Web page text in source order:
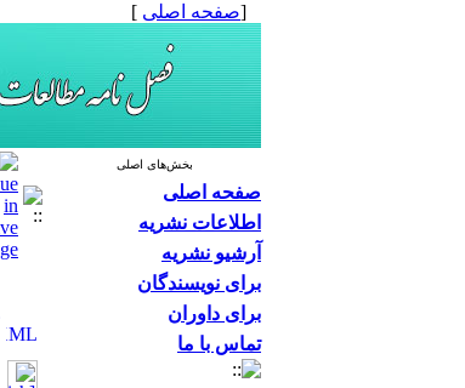
[صفحه اصلی ]
بخش‌های اصلی
صفحه اصلی
اطلاعات نشریه
آرشیو نشریه
برای نویسندگان
برای داوران
تماس با ما